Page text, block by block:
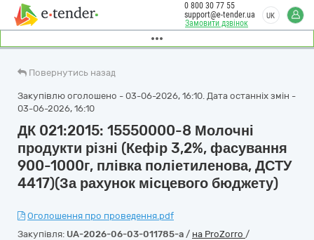
Замовити дзвінок
0 800 30 77 55
support@e-tender.ua
UK
Повернутись назад
Закупівлю оголошено - 03-06-2026, 16:10. Дата останніх змін -
03-06-2026, 16:10
ДК 021:2015: 15550000-8 Молочні
продукти різні (Кефір 3,2%, фасування
900-1000г, плівка поліетиленова, ДСТУ
4417)(За рахунок місцевого бюджету)
Оголошення про проведення.pdf
Закупівля: UA-2026-06-03-011785-a / на ProZorro /